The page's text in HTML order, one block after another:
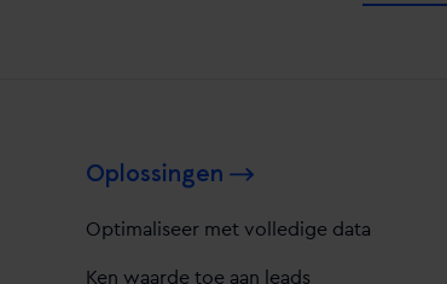
Oplossingen
Optimaliseer met volledige data
Ken waarde toe aan leads